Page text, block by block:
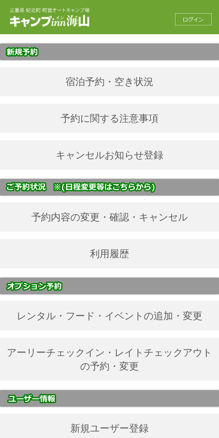
宿泊予約・空き状況
予約に関する注意事項
キャンセルお知らせ登録
予約内容の変更・確認・キャンセル
利用履歴
レンタル・フード・イベントの追加・変更
アーリーチェックイン・レイトチェックアウト
の予約・変更
新規ユーザー登録